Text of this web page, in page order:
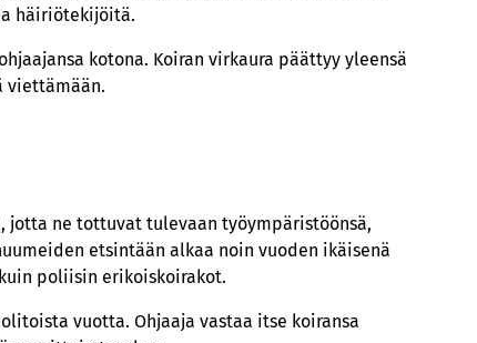
häiriötekijöitä.
kotona. Koiran virkaura päättyy yleensä
viettämään.
jotta ne tottuvat tulevaan työympäristöönsä,
etsintään alkaa noin vuoden ikäisenä
poliisin erikoiskoirakot.
vuotta. Ohjaaja vastaa itse koiransa